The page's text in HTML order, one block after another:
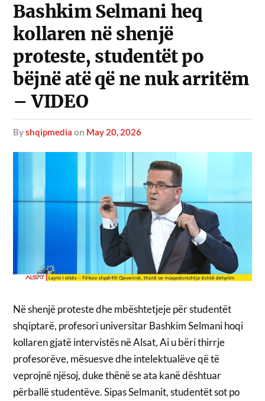
Bashkim Selmani heq
kollaren në shenjë
proteste, studentët po
bëjnë atë që ne nuk arritëm
– VIDEO
byshqipmedia on May 20, 2026
Në shenjë proteste dhe mbështetjeje për studentët
shqiptarë, profesori universitar Bashkim Selmani hoqi
kollaren gjatë intervistës në Alsat, Ai u bëri thirrje
profesorëve, mësuesve dhe intelektualëve që të
veprojnë njësoj, duke thënë se ata kanë dështuar
përballë studentëve. Sipas Selmanit, studentët sot po